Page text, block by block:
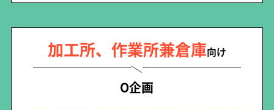
加工所、作業所兼倉庫向け
O企画